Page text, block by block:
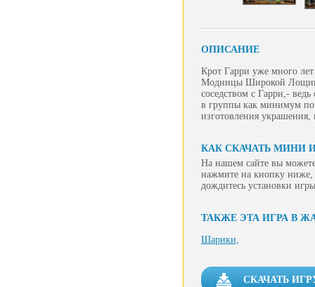
ОПИСАНИЕ
Крот Гарри уже много
Модницы Широкой
соседством с Гарри,-
в группы как минимум по
изготовления
КАК СКАЧАТЬ МИНИ
На нашем сайте вы
нажмите на кнопку ниже,
дождитесь установки
ТАКЖЕ ЭТА ИГРА В
Шарики,
СКАЧАТЬ